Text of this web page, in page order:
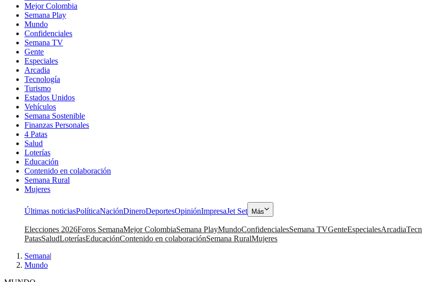
Mejor Colombia
Semana Play
Mundo
Confidenciales
Semana TV
Gente
Especiales
Arcadia
Tecnología
Turismo
Estados Unidos
Vehículos
Semana Sostenible
Finanzas Personales
4 Patas
Salud
Loterías
Educación
Contenido en colaboración
Semana Rural
Mujeres
Últimas noticiasPolíticaNaciónDineroDeportesOpiniónImpresaJet Set Más
Elecciones 2026Foros SemanaMejor ColombiaSemana PlayMundoConfidencialesSemana TVGenteEspecialesArcadia
PatasSaludLoteríasEducaciónContenido en colaboraciónSemana RuralMujeres
Semana|
Mundo